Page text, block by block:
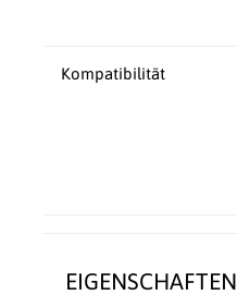
Kompatibilität
EIGENSCHAFTEN